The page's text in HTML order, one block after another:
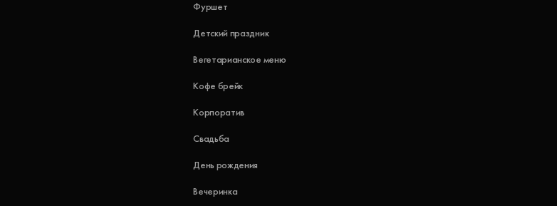
Фуршет
Детский праздник
Вегетарианское меню
Кофе брейк
Корпоратив
Свадьба
День рождения
Вечеринка